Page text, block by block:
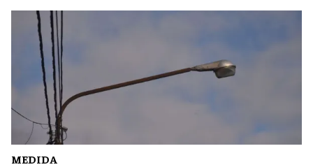
MEDIDA